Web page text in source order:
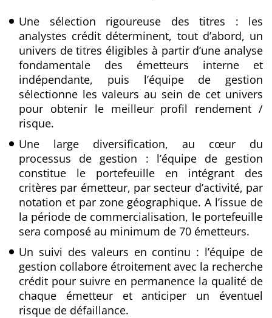
Une sélection rigoureuse des titres : les
analystes crédit déterminent, tout d’abord, un
univers de titres éligibles à partir d’une analyse
fondamentale des émetteurs interne et
indépendante, puis l’équipe de gestion
sélectionne les valeurs au sein de cet univers
pour obtenir le meilleur profil rendement /
risque.
Une large diversification, au cœur du
processus de gestion : l’équipe de gestion
constitue le portefeuille en intégrant des
critères par émetteur, par secteur d’activité, par
notation et par zone géographique. A l’issue de
la période de commercialisation, le portefeuille
sera composé au minimum de 70 émetteurs.
Un suivi des valeurs en continu : l’équipe de
gestion collabore étroitement avec la recherche
crédit pour suivre en permanence la qualité de
chaque émetteur et anticiper un éventuel
risque de défaillance.